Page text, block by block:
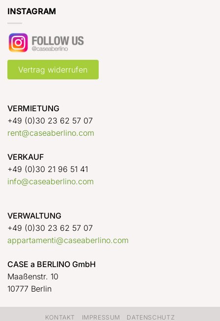
INSTAGRAM
Vertrag widerrufen
VERMIETUNG
+49 (0)30 23 62 57 07
rent@caseaberlino.com
VERKAUF
+49 (0)30 21 96 51 41
info@caseaberlino.com
VERWALTUNG
+49 (0)30 23 62 57 07
appartamenti@caseaberlino.com
CASE a BERLINO GmbH
Maaßenstr. 10
10777 Berlin
KONTAKT IMPRESSUM DATENSCHUTZ